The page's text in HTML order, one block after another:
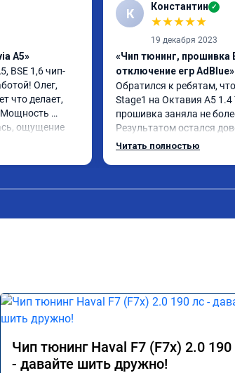
A5»
BSE 1,6 чип-
Олег,
что делает,
Мощность
ощущение
жить на
стала
при
до 12. Работы
К Константин ✓
★★★★★
19 декабря 2023
«Чип тюнинг, прошивка
отключение егр AdBlue»
Обратился к ребятам,
Stage1 на Октавия А5 1.4
прошивка заняла не
Результатом остался
автомобиль как будто
Читать полностью
Чип тюнинг Haval F7 (F7x) 2.0 190
- давайте шить дружно!